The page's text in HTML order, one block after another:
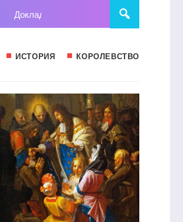
Доклады Суд
ИСТОРИЯ КОРОЛЕВСТВО